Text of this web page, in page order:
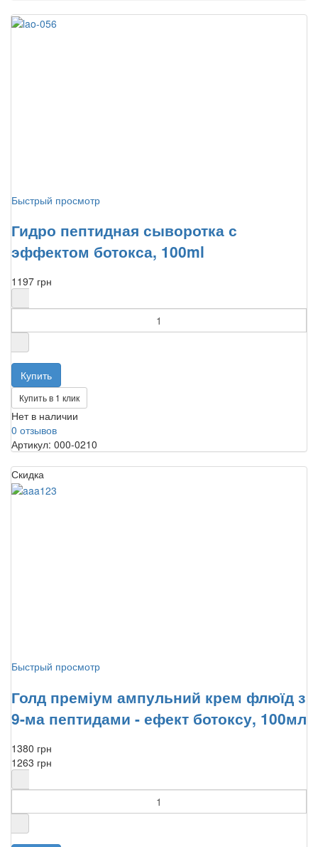
Быстрый просмотр
Гидро пептидная сыворотка с
эффектом ботокса, 100ml
1197 грн
Купить в 1 клик
Нет в наличии
0 отзывов
Артикул: 000-0210
Скидка
Быстрый просмотр
Голд преміум ампульний крем флюїд з
9-ма пептидами - ефект ботоксу, 100мл
1380 грн
1263 грн